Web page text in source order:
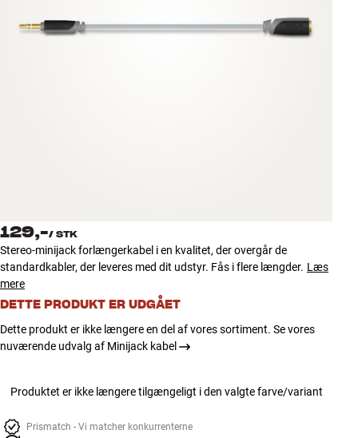
Kundeservice
Log ind
Kundeservice
Byg med Lyd
129,-/ STK
Stereo-minijack forlængerkabel i en kvalitet, der overgår de
standardkabler, der leveres med dit udstyr. Fås i flere længder. Læs
mere
DETTE PRODUKT ER UDGÅET
Dette produkt er ikke længere en del af vores sortiment. Se vores
nuværende udvalg af Minijack kabel
Produktet er ikke længere tilgængeligt i den valgte farve/variant
Prismatch - Vi matcher konkurrenterne